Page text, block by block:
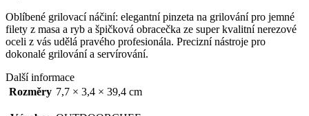
Oblíbené grilovací náčiní: elegantní pinzeta na grilování pro jemné
filety z masa a ryb a špičková obracečka ze super kvalitní nerezové
oceli z vás udělá pravého profesionála. Precizní nástroje pro
dokonalé grilování a servírování.
Další informace
Rozměry 7,7 × 3,4 × 39,4 cm